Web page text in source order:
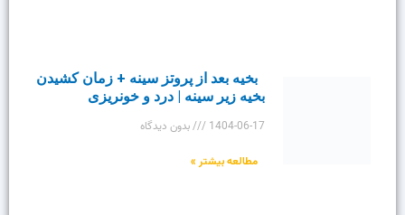
بخیه بعد از پروتز سینه + زمان کشیدن
بخیه زیر سینه | درد و خونریزی
1404-06-17
بدون دیدگاه
مطالعه بیشتر »